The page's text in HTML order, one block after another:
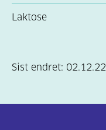
Laktose
Sist endret: 02.12.22